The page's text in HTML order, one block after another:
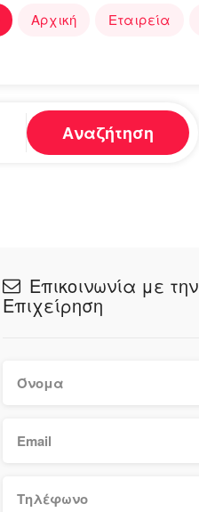
Αρχική Εταιρεία
Αναζήτηση
Επικοινωνία με την
Επιχείρηση